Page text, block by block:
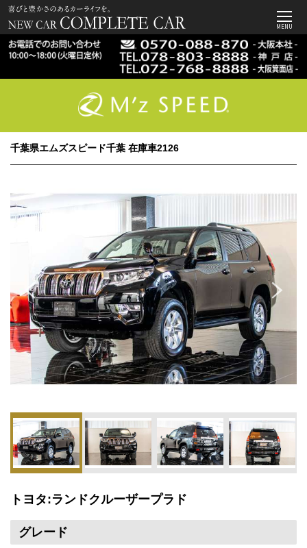
MENU
千葉県エムズスピード千葉 在庫車2126
トヨタ:ランドクルーザープラド
グレード